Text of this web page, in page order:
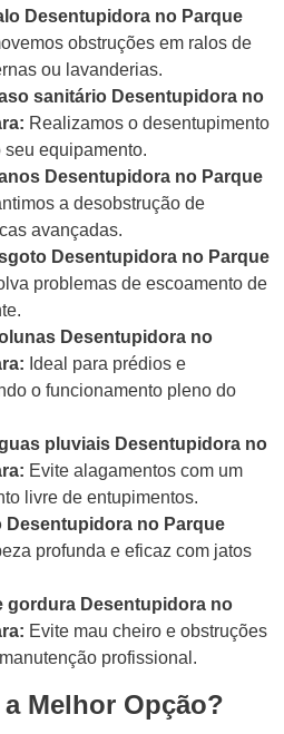
Desentupidora no Parque
obstruções em ralos de
ou lavanderias.
sanitário Desentupidora no
Realizamos o desentupimento
equipamento.
Desentupidora no Parque
a desobstrução de
avançadas.
Desentupidora no Parque
problemas de escoamento de
Desentupidora no
Ideal para prédios e
o funcionamento pleno do
pluviais Desentupidora no
Evite alagamentos com um
livre de entupimentos.
no Parque
profunda e eficaz com jatos
gordura Desentupidora no
Evite mau cheiro e obstruções
profissional.
Melhor Opção?